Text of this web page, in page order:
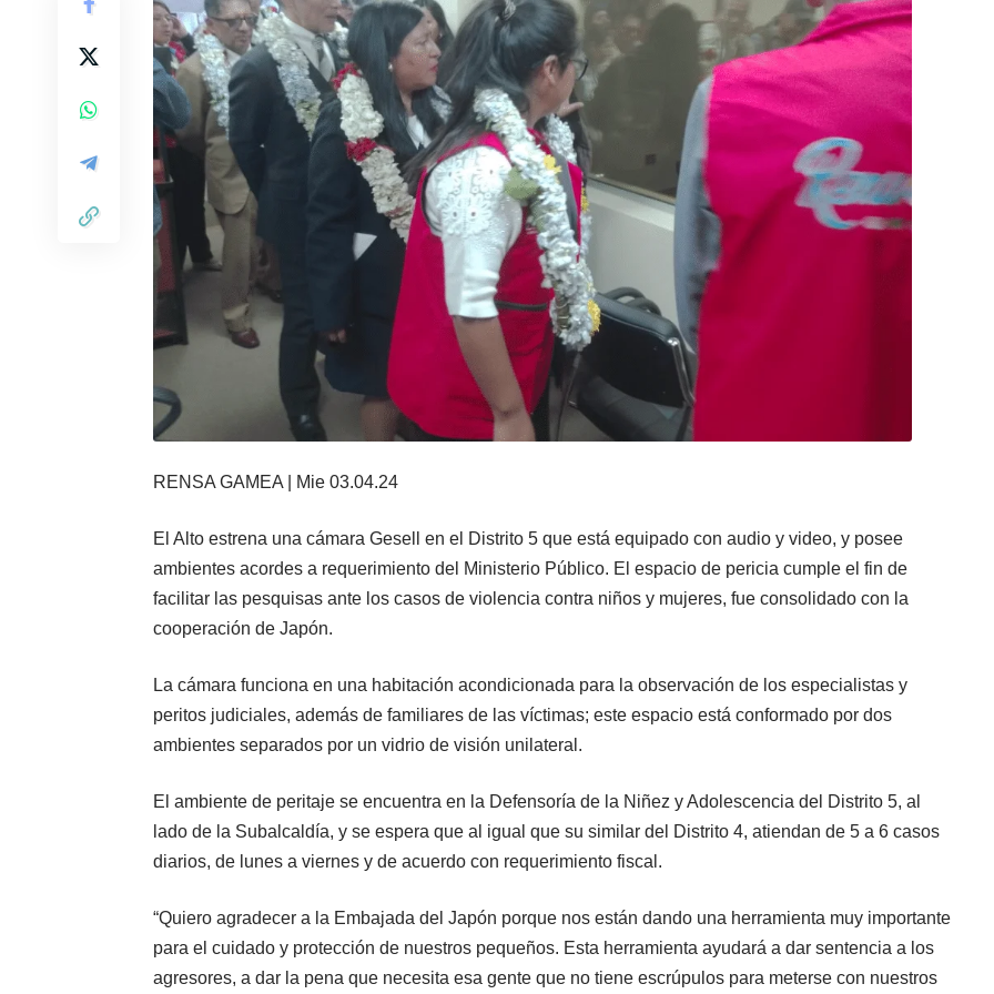
RENSA GAMEA | Mie 03.04.24
El Alto estrena una cámara Gesell en el Distrito 5 que está equipado con audio y video, y posee
ambientes acordes a requerimiento del Ministerio Público. El espacio de pericia cumple el fin de
facilitar las pesquisas ante los casos de violencia contra niños y mujeres, fue consolidado con la
cooperación de Japón.
La cámara funciona en una habitación acondicionada para la observación de los especialistas y
peritos judiciales, además de familiares de las víctimas; este espacio está conformado por dos
ambientes separados por un vidrio de visión unilateral.
El ambiente de peritaje se encuentra en la Defensoría de la Niñez y Adolescencia del Distrito 5, al
lado de la Subalcaldía, y se espera que al igual que su similar del Distrito 4, atiendan de 5 a 6 casos
diarios, de lunes a viernes y de acuerdo con requerimiento fiscal.
“Quiero agradecer a la Embajada del Japón porque nos están dando una herramienta muy importante
para el cuidado y protección de nuestros pequeños. Esta herramienta ayudará a dar sentencia a los
agresores, a dar la pena que necesita esa gente que no tiene escrúpulos para meterse con nuestros